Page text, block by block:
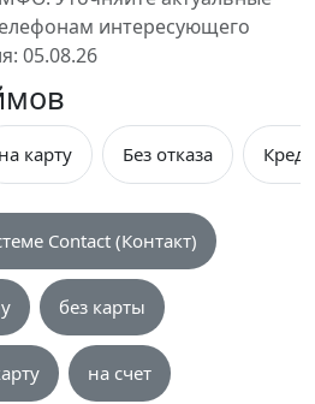
интересующего
05.08.26
на карту Без отказа
Contact (Контакт)
без карты
на счет